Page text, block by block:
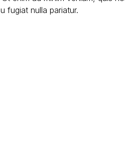
fugiat nulla pariatur.